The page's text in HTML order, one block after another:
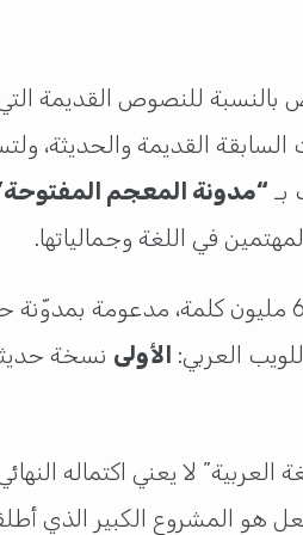
بالنسبة للنصوص القديمة
القديمة والحديثة،
بـ “مدونة المعجم
في اللغة وجمالياتها.
العربي: الأولى نسخة حديثة تضم
لا يعني اكتماله
هو المشروع الكبير الذي